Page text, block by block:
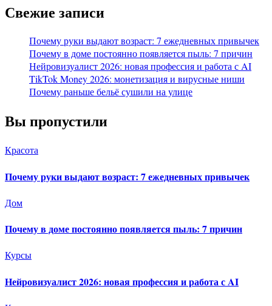
Свежие записи
Почему руки выдают возраст: 7 ежедневных привычек
Почему в доме постоянно появляется пыль: 7 причин
Нейровизуалист 2026: новая профессия и работа с AI
TikTok Money 2026: монетизация и вирусные ниши
Почему раньше бельё сушили на улице
Вы пропустили
Красота
Почему руки выдают возраст: 7 ежедневных привычек
Дом
Почему в доме постоянно появляется пыль: 7 причин
Курсы
Нейровизуалист 2026: новая профессия и работа с AI